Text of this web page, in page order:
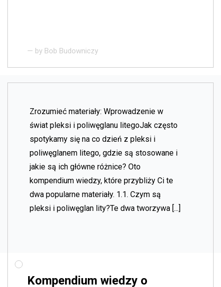
— by Bob Budowniczy
Kompendium wiedzy o
Zrozumieć materiały: Wprowadzenie w
świat pleksi i poliwęglanu litegoJak często
spotykamy się na co dzień z pleksi i
poliwęglanem litego, gdzie są stosowane i
jakie są ich główne różnice? Oto
kompendium wiedzy, które przybliży Ci te
dwa popularne materiały. 1.1. Czym są
pleksi i poliwęglan lity?Te dwa tworzywa [...]